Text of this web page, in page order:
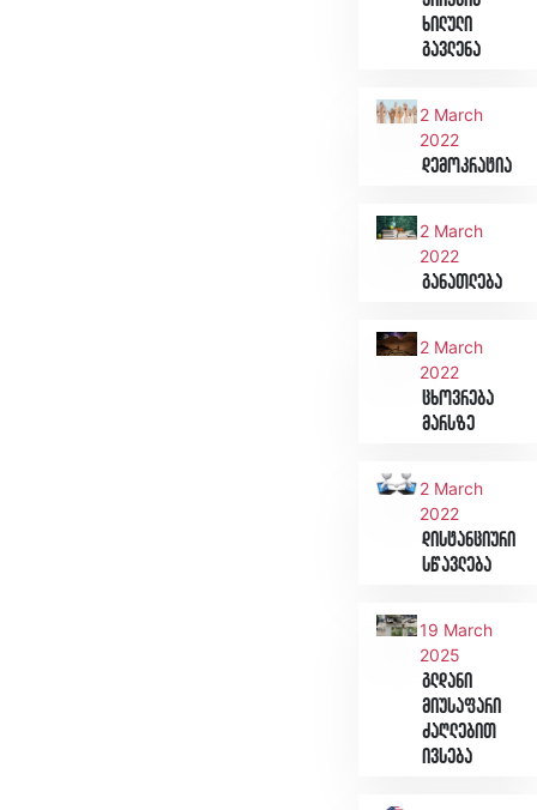
ხილული
გავლენა
2 March
2022
დემოკრატია
2 March
2022
განათლება
2 March
2022
ცხოვრება
მარსზე
2 March
2022
დისტანციური
სწავლება
19 March
2025
გლდანი
მიუსაფარი
ძაღლებით
ივსება